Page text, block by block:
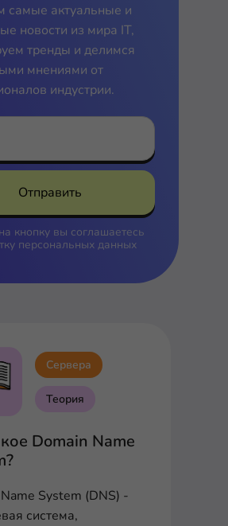
самые актуальные и
новости из мира IT,
тренды и делимся
мнениями от
индустрии.
Отправить
кнопку вы соглашаетесь
персональных данных
Сервера
Теория
Domain Name
System (DNS) -
система,